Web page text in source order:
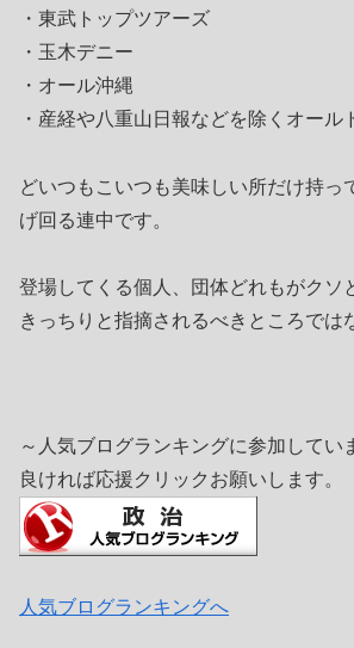
・東武トップツアーズ
・玉木デニー
・オール沖縄
・産経や八重山日報などを除くオール
どいつもこいつも美味しい所だけ持っ
げ回る連中です。
登場してくる個人、団体どれもがクソ
きっちりと指摘されるべきところでは
～人気ブログランキングに参加してい
良ければ応援クリックお願いします。
人気ブログランキングへ